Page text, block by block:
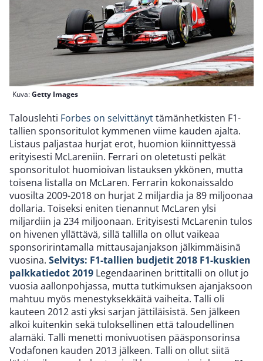
Kuva:Getty Images
Talouslehti Forbes on selvittänyttämänhetkisten F1-
tallien sponsoritulot kymmenen viime kauden ajalta.
Listaus paljastaa hurjat erot, huomion kiinnittyessä
erityisesti McLareniin. Ferrari on oletetusti pelkät
sponsoritulot huomioivan listauksen ykkönen, mutta
toisena listalla on McLaren. Ferrarin kokonaissaldo
vuosilta 2009-2018 on hurjat 2 miljardia ja 89 miljoonaa
dollaria. Toiseksi eniten tienannut McLaren ylsi
miljardiin ja 234 miljoonaan. Erityisesti McLarenin tulos
on hivenen yllättävä, sillä tallilla on ollut vaikeaa
sponsoririntamalla mittausajanjakson jälkimmäisinä
vuosina. Selvitys: F1-tallien budjetit 2018 F1-kuskien
palkkatiedot 2019 Legendaarinen brittitalli on ollut jo
vuosia aallonpohjassa, mutta tutkimuksen ajanjaksoon
mahtuu myös menestyksekkäitä vaiheita. Talli oli
kauteen 2012 asti yksi sarjan jättiläisistä. Sen jälkeen
alkoi kuitenkin sekä tuloksellinen että taloudellinen
alamäki. Talli menetti monivuotisen pääsponsorinsa
Vodafonen kauden 2013 jälkeen. Talli on ollut siitä